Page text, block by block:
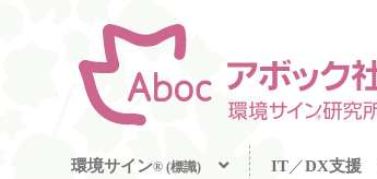
環境サイン® (標識) IT／DX支援